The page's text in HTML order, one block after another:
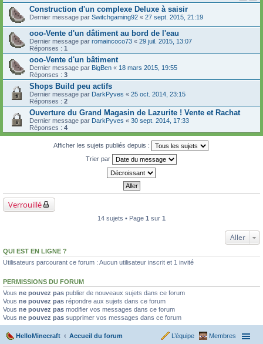
Construction d'un complexe Deluxe à saisir
Dernier message par Switchgaming92 « 27 sept. 2015, 21:19
ooo-Vente d'un dâtiment au bord de l'eau
Dernier message par romaincoco73 « 29 juil. 2015, 13:07
Réponses : 1
ooo-Vente d'un bâtiment
Dernier message par BigBen « 18 mars 2015, 19:55
Réponses : 3
Shops Build peu actifs
Dernier message par DarkPyves « 25 oct. 2014, 23:15
Réponses : 2
Ouverture du Grand Magasin de Lazurite ! Vente et Rachat
Dernier message par DarkPyves « 30 sept. 2014, 17:33
Réponses : 4
Afficher les sujets publiés depuis :
Trier par
Verrouillé
14 sujets • Page 1 sur 1
Aller
QUI EST EN LIGNE ?
Utilisateurs parcourant ce forum : Aucun utilisateur inscrit et 1 invité
PERMISSIONS DU FORUM
Vous ne pouvez pas publier de nouveaux sujets dans ce forum
Vous ne pouvez pas répondre aux sujets dans ce forum
Vous ne pouvez pas modifier vos messages dans ce forum
Vous ne pouvez pas supprimer vos messages dans ce forum
HelloMinecraft Accueil du forum Membres
L’équipe